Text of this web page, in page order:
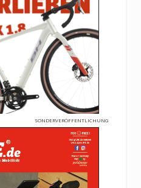
SONDERVERÖFFENTLICHUNG